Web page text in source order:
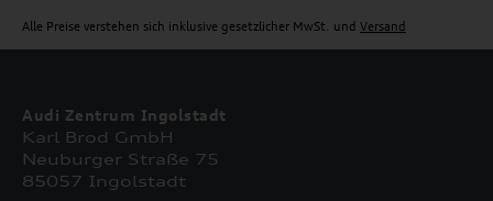
Alle Preise verstehen sich inklusive gesetzlicher MwSt. und Versand
Audi Zentrum Ingolstadt
Karl Brod GmbH
Neuburger Straße 75
85057 Ingolstadt